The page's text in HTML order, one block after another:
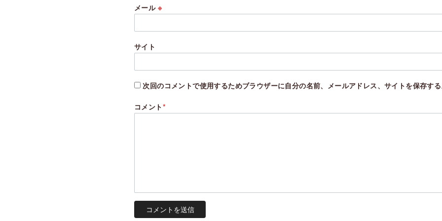
メール ※
サイト
次回のコメントで使用するためブラウザーに自分の名前、メールアドレス、サイトを保存す
コメント*